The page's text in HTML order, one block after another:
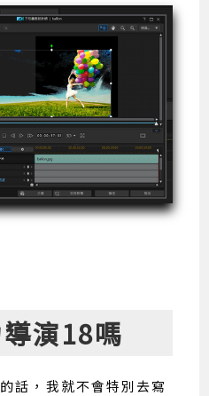
演18嗎
話，我就不會特別去寫